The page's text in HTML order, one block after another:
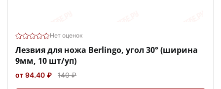
Нет оценок
Лезвия для ножа Berlingo, угол 30° (ширина
9мм, 10 шт/уп)
от 94.40 ₽ 140 ₽